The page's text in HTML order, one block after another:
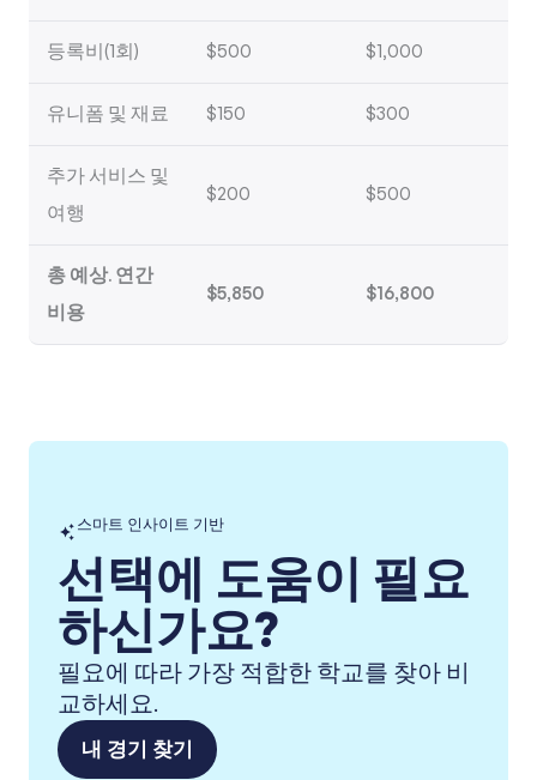
등록비(1회) $500 $1,000
유니폼 및 재료 $150 $300
추가 서비스 및
여행
$200 $500
총 예상. 연간
비용
$5,850 $16,800
스마트 인사이트 기반
선택에 도움이 필요
하신가요?
필요에 따라 가장 적합한 학교를 찾아 비
교하세요.
내 경기 찾기